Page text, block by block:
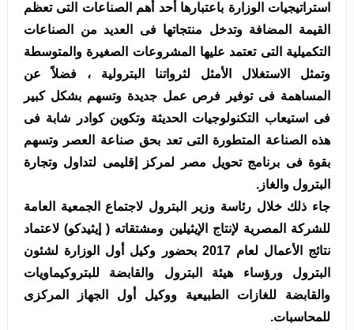
استراتيجيات الوزارة باعتبارها أحد أهم الصناعات التى تعظم
القيمة المضافة وتدخل منتجاتها فى العديد من الصناعات
التكميلية التى تعتمد عليها المشروعات الصغيرة والمتوسطة
وتمثل الاستغلال الأمثل لثرواتنا البترولية ، فضلاً عن
المساهمة فى توفير فرص عمل جديدة وتسهم بشكل كبير
فى استيعاب التكنولوجيات الحديثة وتكوين كوادر شابة فى
هذه الصناعة المتطورة التى تعد بحق صناعة العصر وتسهم
بقوة فى برنامج تحويل مصر لمركز إقليمى لتداول وتجارة
البترول والغاز.
جاء ذلك خلال رئاسة وزير البترول لاجتماع الجمعية العامة
للشركة المصرية لإنتاج الإيثيلين ومشتقاته ( إيثيدكو) لاعتماد
نتائج الأعمال لعام 2017 بحضور وكيل أول الوزارة لشئون
البترول ورؤساء هيئة البترول والقابضة للبتروكيماويات
والقابضة للغازات الطبيعية ووكيل أول الجهاز المركزى
للمحاسبات.